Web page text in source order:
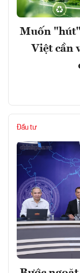
Muốn
Việt cần
Đầu tư